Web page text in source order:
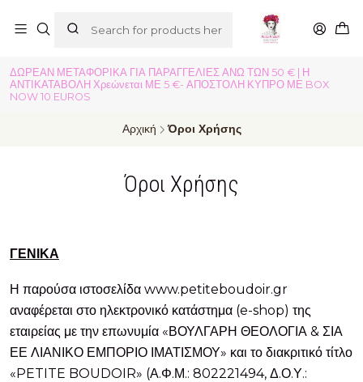
ΔΩΡΕΑΝ ΜΕΤΑΦΟΡΙΚΑ ΓΙΑ ΠΑΡΑΓΓΕΛΙΕΣ ΑΝΩ ΤΩΝ 50 € | Η
ΑΝΤΙΚΑΤΑΒΟΛΗ Χρεώνεται ΜΕ 5 €- ΑΠΟΣΤΟΛΗ ΚΥΠΡΟ ΜΕ BOX
NOW 10 EUROS
Αρχική Όροι Χρήσης
Όροι Χρήσης
ΓΕΝΙΚΑ
Η παρούσα ιστοσελίδα www.petiteboudoir.gr
αναφέρεται στο ηλεκτρονικό κατάστημα (e-shop) της
εταιρείας με την επωνυμία «ΒΟΥΛΓΑΡΗ ΘΕΟΛΟΓΙΑ & ΣΙΑ
ΕΕ ΛΙΑΝΙΚΟ ΕΜΠΟΡΙΟ ΙΜΑΤΙΣΜΟΥ» και το διακριτικό τίτλο
«PETITE BOUDOIR» (Α.Φ.Μ.: 802221494, Δ.Ο.Υ.: